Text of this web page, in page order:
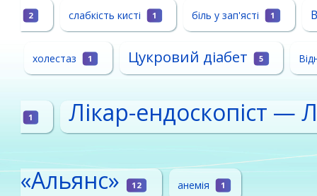
2 слабкість кисті 1 біль у зап'ясті 1
холестаз 1 Цукровий діабет 5
1 Лікар-ендоскопіст —
«Альянс» 12 анемія 1